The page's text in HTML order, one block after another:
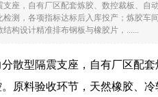
座，自有厂区配套炼胶、数控裁板、自
测，各项指标达标后入库投产；炼胶车
构设计精准排布钢板与橡胶片，......
散型隔震支座，自有厂区配
原料验收环节，天然橡胶、